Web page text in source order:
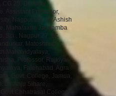
25. Dr. Amol
Assistant Professor,
Nagpur 26. Dr. Ashish
Mahalaxmi Jagdamba
Sci., Nagpur 27. Dr.
Matoshree
Mahavidyalaya,
Professor, Rajkiya
Fatehabad, Agra
Govt. College, Jamua,
Dr. Anju Sihare,
Govt.Chhatrasal College